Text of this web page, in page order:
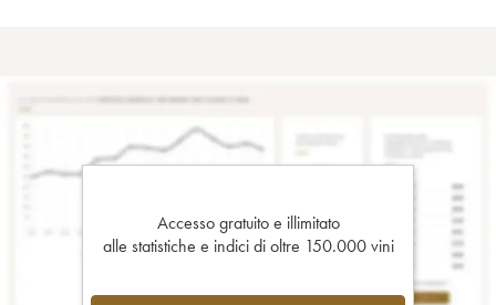
Accesso gratuito e illimitato
alle statistiche e indici di oltre 150.000 vini